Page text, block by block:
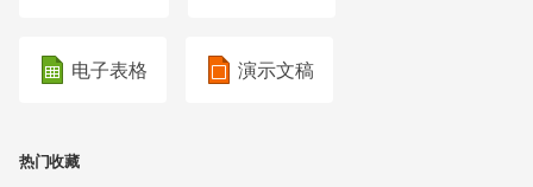
电子表格 演示文稿
热门收藏